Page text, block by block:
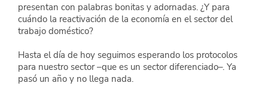
presentan con palabras bonitas y adornadas. ¿Y para
cuándo la reactivación de la economía en el sector del
trabajo doméstico?
Hasta el día de hoy seguimos esperando los protocolos
para nuestro sector –que es un sector diferenciado–. Ya
pasó un año y no llega nada.